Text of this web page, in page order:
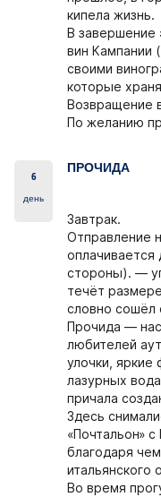
кипела жизнь.
В завершение
вин Кампании
своими
которые
Возвращение
По желанию
6
день
ПРОЧИДА
Завтрак.
Отправление
стороны). —
течёт
словно сошёл
Прочида—
любителей
улочки,
лазурных
причала
Здесь
«Почтальон»
благодаря
итальянского
Во время